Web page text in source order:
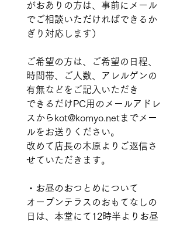
がおありの方は、事前にメール
でご相談いただければできるか
ぎり対応します）
ご希望の方は、ご希望の日程、
時間帯、ご人数、アレルゲンの
有無などをご記入いただき
できるだけPC用のメールアドレ
スからkot@komyo.netまでメー
ルをお送りください。
改めて店長の木原よりご返信さ
せていただきます。
・お昼のおつとめについて
オープンテラスのおもてなしの
日は、本堂にて12時半よりお昼